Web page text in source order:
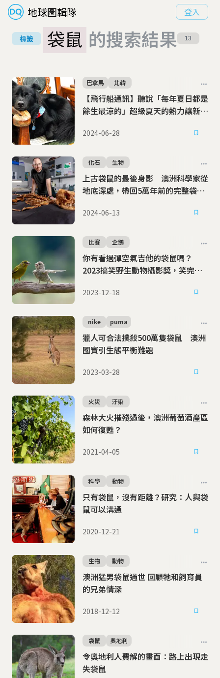
地球圖輯隊 登入
標籤 袋鼠 的搜索結果 13
【飛行船通訊】聽說「每年夏日都是
餘生最涼的」超級夏天的熱力讓新鮮
巴拿馬 北韓
2024-06-28
上古袋鼠的最後身影 澳洲科學家從
地底深處，帶回5萬年前的完整袋鼠
化石 生物
2024-06-13
你有看過彈空氣吉他的袋鼠嗎？
2023搞笑野生動物攝影獎，笑完一
比賽 企鵝
2023-12-18
獵人可合法撲殺500萬隻袋鼠 澳洲
國寶引生態平衡難題
nike puma
2023-03-28
森林大火摧殘過後，澳洲葡萄酒產區
如何復甦？
火災 汙染
2021-04-05
只有袋鼠，沒有距離？研究：人與袋
鼠可以溝通
科學 動物
2020-12-21
澳洲猛男袋鼠過世 回顧牠和飼育員
的兄弟情深
生物 動物
2018-12-12
令奧地利人費解的畫面：路上出現走
失袋鼠
袋鼠 奧地利